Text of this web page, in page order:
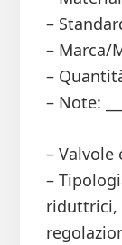
–
– Marca/
– Quantità:
– Note:
– Valvole
–
riduttrici,